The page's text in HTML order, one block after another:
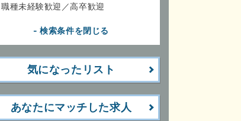
職種未経験歓迎／高卒歓迎
- 検索条件を閉じる
気になったリスト
あなたにマッチした求人